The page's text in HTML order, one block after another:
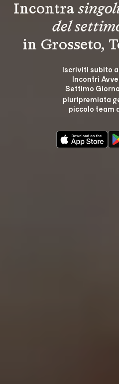
Incontra
del
in Grosseto,
Iscriviti subito a
Incontri
Settimo Giorno
pluripremiata
piccolo team